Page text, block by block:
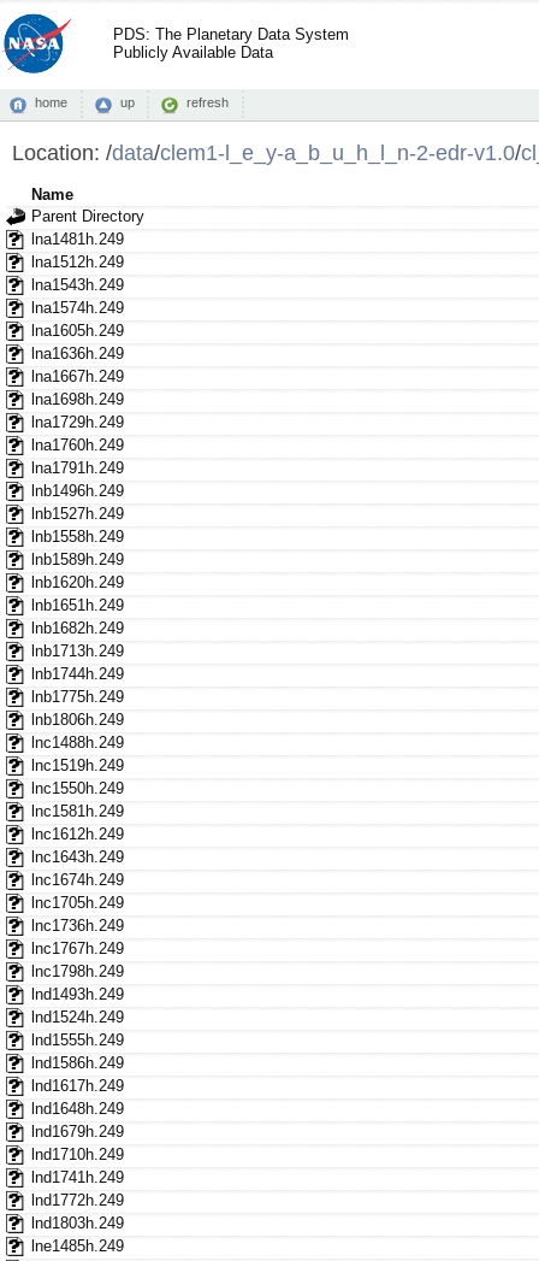
PDS: The Planetary Data System
Publicly Available Data
home up refresh
Location: /data/clem1-l_e_y-a_b_u_h_l_n-2-edr-v1.0/
Name
Parent Directory
lna1481h.249
lna1512h.249
lna1543h.249
lna1574h.249
lna1605h.249
lna1636h.249
lna1667h.249
lna1698h.249
lna1729h.249
lna1760h.249
lna1791h.249
lnb1496h.249
lnb1527h.249
lnb1558h.249
lnb1589h.249
lnb1620h.249
lnb1651h.249
lnb1682h.249
lnb1713h.249
lnb1744h.249
lnb1775h.249
lnb1806h.249
lnc1488h.249
lnc1519h.249
lnc1550h.249
lnc1581h.249
lnc1612h.249
lnc1643h.249
lnc1674h.249
lnc1705h.249
lnc1736h.249
lnc1767h.249
lnc1798h.249
lnd1493h.249
lnd1524h.249
lnd1555h.249
lnd1586h.249
lnd1617h.249
lnd1648h.249
lnd1679h.249
lnd1710h.249
lnd1741h.249
lnd1772h.249
lnd1803h.249
lne1485h.249